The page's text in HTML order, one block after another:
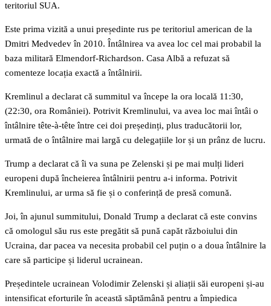
teritoriul SUA.
Este prima vizită a unui președinte rus pe teritoriul american de la
Dmitri Medvedev în 2010. Întâlnirea va avea loc cel mai probabil la
baza militară Elmendorf-Richardson. Casa Albă a refuzat să
comenteze locația exactă a întâlnirii.
Kremlinul a declarat că summitul va începe la ora locală 11:30,
(22:30, ora României). Potrivit Kremlinului, va avea loc mai întâi o
întâlnire tête-à-tête între cei doi președinți, plus traducătorii lor,
urmată de o întâlnire mai largă cu delegațiile lor și un prânz de lucru.
Trump a declarat că îi va suna pe Zelenski și pe mai mulți lideri
europeni după încheierea întâlnirii pentru a-i informa. Potrivit
Kremlinului, ar urma să fie și o conferință de presă comună.
Joi, în ajunul summitului, Donald Trump a declarat că este convins
că omologul său rus este pregătit să pună capăt războiului din
Ucraina, dar pacea va necesita probabil cel puțin o a doua întâlnire la
care să participe și liderul ucrainean.
Președintele ucrainean Volodimir Zelenski și aliații săi europeni și-au
intensificat eforturile în această săptămână pentru a împiedica